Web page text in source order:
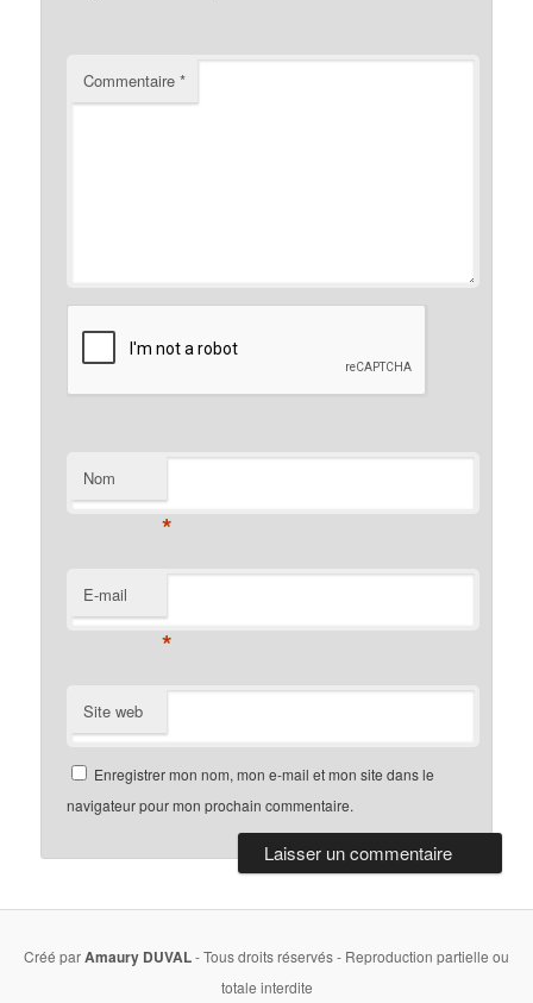
Commentaire*
Nom
*
E-mail
*
Site web
Enregistrer mon nom, mon e-mail et mon site dans le
navigateur pour mon prochain commentaire.
Créé parAmaury DUVAL- Tous droits réservés - Reproduction partielle ou
totale interdite